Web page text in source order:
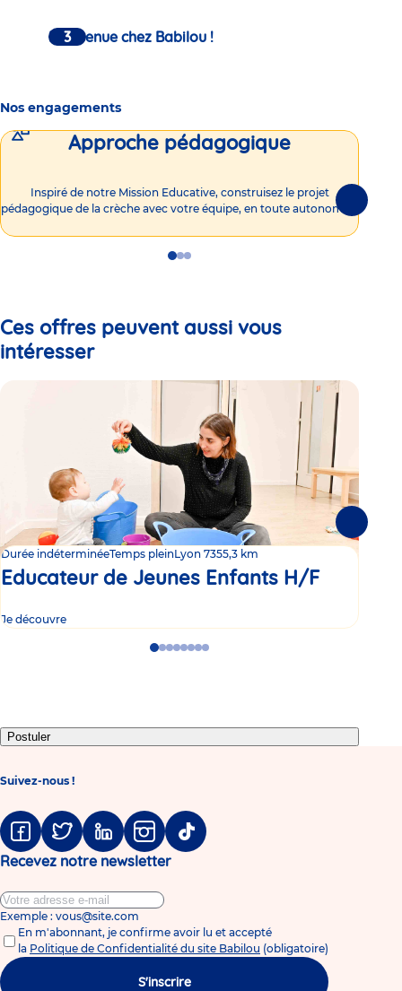
Bienvenue chez Babilou !
Nos engagements
Approche pédagogique
Inspiré de notre Mission Educative, construisez le projet
pédagogique de la crèche avec votre équipe, en toute autonomie !
GoGoGo
Ces offres peuvent aussi vous
intéresser
Durée indéterminéeTemps pleinLyon 7355,3 km
Educateur de Jeunes Enfants H/F
Je découvre
GoGoGoGoGoGo
GoGo
Postuler
Suivez-nous !
FacebookTwitter LinkedinInstagramTiktok
Recevez notre newsletter
Exemple : vous@site.com
En m'abonnant, je confirme avoir lu et accepté
la Politique de Confidentialité du site Babilou (obligatoire)
S'inscrire